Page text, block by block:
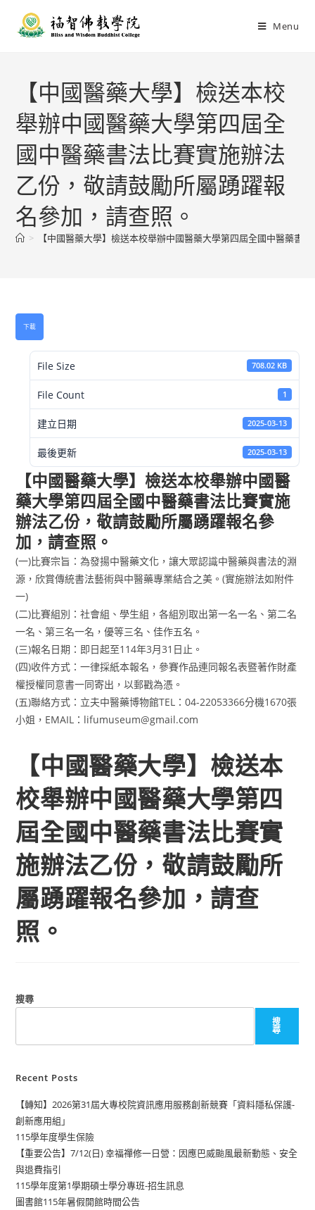
Menu
【中國醫藥大學】檢送本校
舉辦中國醫藥大學第四屆全
國中醫藥書法比賽實施辦法
乙份，敬請鼓勵所屬踴躍報
名參加，請查照。
> 【中國醫藥大學】檢送本校舉辦中國醫藥大學第四屆全國中醫藥書
下載
File Size 708.02 KB
File Count 1
建立日期 2025-03-13
最後更新 2025-03-13
【中國醫藥大學】檢送本校舉辦中國醫
藥大學第四屆全國中醫藥書法比賽實施
辦法乙份，敬請鼓勵所屬踴躍報名參
加，請查照。
(一)比賽宗旨：為發揚中醫藥文化，讓大眾認識中醫藥與書法的淵
源，欣賞傳統書法藝術與中醫藥專業結合之美。(實施辦法如附件
一)
(二)比賽組別：社會組、學生組，各組別取出第一名一名、第二名
一名、第三名一名，優等三名、佳作五名。
(三)報名日期：即日起至114年3月31日止。
(四)收件方式：一律採紙本報名，參賽作品連同報名表暨著作財產
權授權同意書一同寄出，以郵戳為憑。
(五)聯絡方式：立夫中醫藥博物館TEL：04-22053366分機1670張
小姐，EMAIL：lifumuseum@gmail.com
【中國醫藥大學】檢送本
校舉辦中國醫藥大學第四
屆全國中醫藥書法比賽實
施辦法乙份，敬請鼓勵所
屬踴躍報名參加，請查
照。
搜尋
搜
尋
Recent Posts
【轉知】2026第31屆大專校院資訊應用服務創新競賽「資料隱私保護-
創新應用組」
115學年度學生保險
【重要公告】7/12(日) 幸福禪修一日營：因應巴威颱風最新動態、安全
與退費指引
115學年度第1學期碩士學分專班-招生訊息
圖書館115年暑假開館時間公告